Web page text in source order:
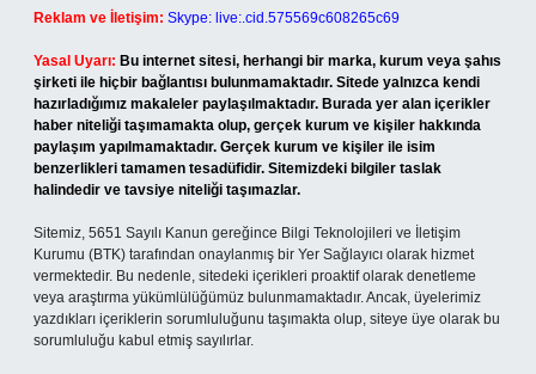
Reklam ve İletişim: Skype: live:.cid.575569c608265c69
Yasal Uyarı: Bu internet sitesi, herhangi bir marka, kurum veya şahıs
şirketi ile hiçbir bağlantısı bulunmamaktadır. Sitede yalnızca kendi
hazırladığımız makaleler paylaşılmaktadır. Burada yer alan içerikler
haber niteliği taşımamakta olup, gerçek kurum ve kişiler hakkında
paylaşım yapılmamaktadır. Gerçek kurum ve kişiler ile isim
benzerlikleri tamamen tesadüfidir. Sitemizdeki bilgiler taslak
halindedir ve tavsiye niteliği taşımazlar.
Sitemiz, 5651 Sayılı Kanun gereğince Bilgi Teknolojileri ve İletişim
Kurumu (BTK) tarafından onaylanmış bir Yer Sağlayıcı olarak hizmet
vermektedir. Bu nedenle, sitedeki içerikleri proaktif olarak denetleme
veya araştırma yükümlülüğümüz bulunmamaktadır. Ancak, üyelerimiz
yazdıkları içeriklerin sorumluluğunu taşımakta olup, siteye üye olarak bu
sorumluluğu kabul etmiş sayılırlar.